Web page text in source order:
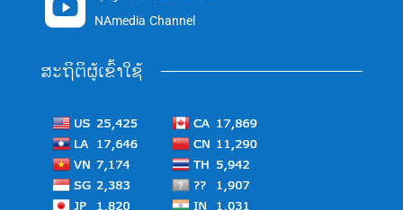
NAmedia Channel
ສະຖິຕິຜູ້ເຂົ້າໃຊ້